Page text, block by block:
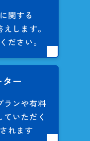
関する
します。
ださい。
ー
ランや有料
ていただく
れます